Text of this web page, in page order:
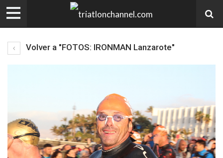
Volver a "FOTOS: IRONMAN Lanzarote"